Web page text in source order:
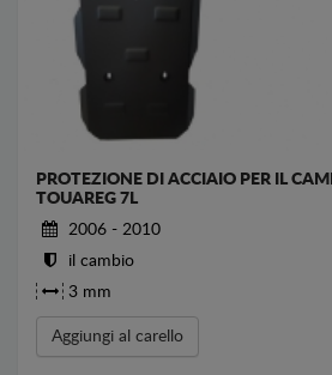
PROTEZIONE DI ACCIAIO PER IL
TOUAREG 7L
2006 - 2010
il cambio
3 mm
Aggiungi al carello